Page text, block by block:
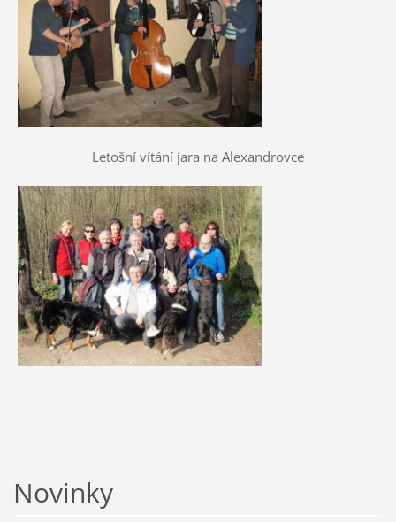
Letošní vítání jara na Alexandrovce
Novinky